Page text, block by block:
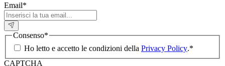
Email*
Consenso*
Ho letto e accetto le condizioni della Privacy Policy.*
CAPTCHA